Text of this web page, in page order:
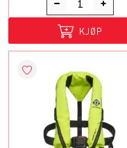
KJØP